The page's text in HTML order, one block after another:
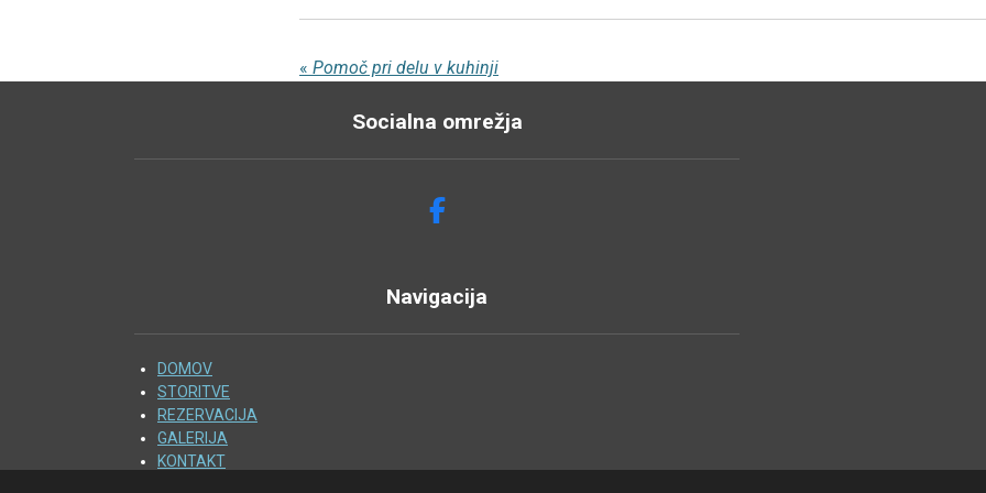
« Pomoč pri delu v kuhinji
Socialna omrežja
F
E
B
Navigacija
DOMOV
STORITVE
REZERVACIJA
GALERIJA
KONTAKT